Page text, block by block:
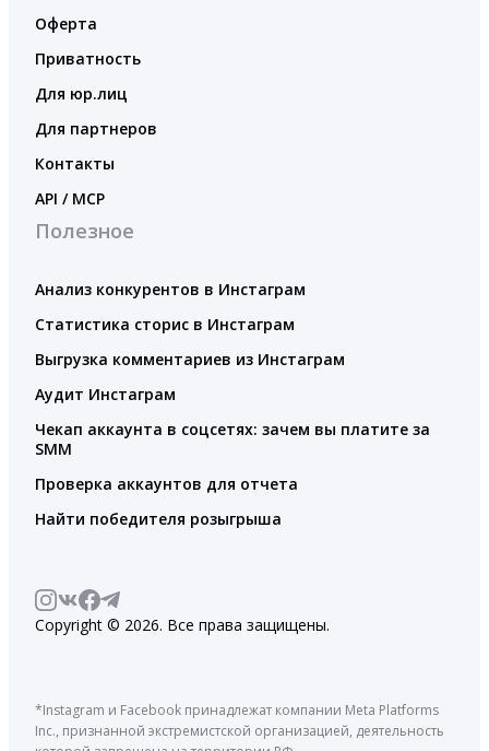
Оферта
Приватность
Для юр.лиц
Для партнеров
Контакты
API / MCP
Полезное
Анализ конкурентов в Инстаграм
Статистика сторис в Инстаграм
Выгрузка комментариев из Инстаграм
Аудит Инстаграм
Чекап аккаунта в соцсетях: зачем вы платите за
SMM
Проверка аккаунтов для отчета
Найти победителя розыгрыша
Copyright © 2026. Все права защищены.
*Instagram и Facebook принадлежат компании Meta Platforms
Inc., признанной экстремистской организацией, деятельность